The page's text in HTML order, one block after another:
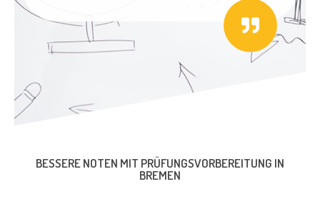
BESSERE NOTEN MIT PRÜFUNGSVORBEREITUNG IN
BREMEN